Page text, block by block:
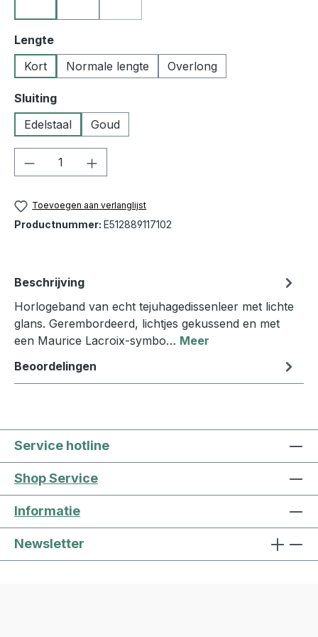
Selecteer
Lengte
Kort
Normale lengte Overlong
Selecteer
Sluiting
Edelstaal
Goud
Producthoeveelheid: Voer de
Toevoegen aan verlanglijst
Productnummer: E512889117102
Beschrijving
Horlogeband van echt tejuhagedissenleer met lichte
glans. Gerembordeerd, lichtjes gekussend en met
een Maurice Lacroix-symbo… Meer
Beoordelingen
Service hotline
Shop Service
Informatie
Newsletter